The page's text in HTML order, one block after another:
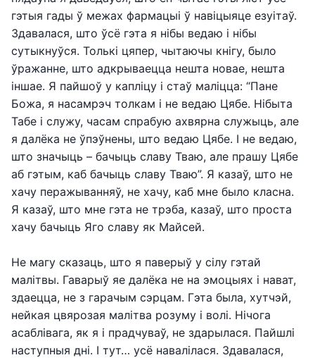
гэтыя гады ў межах фармацыі ў навіцыяце езуітаў.
Здавалася, што ўсё гэта я нібы ведаю і нібы
сутыкнуўся. Толькі цяпер, чытаючы кнігу, было
ўражанне, што адкрываецца нешта новае, нешта
іншае. Я пайшоў у капліцу і стаў маліцца: “Пане
Божа, я насамрэч толкам і не ведаю Цябе. Нібыта
Табе і служу, часам спрабую ахвярна служыць, але
я далёка не ўпэўнены, што ведаю Цябе. І не ведаю,
што значыць – бачыць славу Тваю, але прашу Цябе
аб гэтым, каб бачыць славу Тваю”. Я казаў, што не
хачу перажыванняў, не хачу, каб мне было класна.
Я казаў, што мне гэта не трэба, казаў, што проста
хачу бачыць Яго славу як Майсей.
Не магу сказаць, што я паверыў у сілу гэтай
малітвы. Гаварыў яе далёка не на эмоцыях і нават,
здаецца, не з гарачым сэрцам. Гэта была, хутчэй,
нейкая цвярозая малітва розуму і волі. Нічога
асаблівага, як я і прадчуваў, не здарылася. Пайшлі
наступныя дні. І тут… усё навалілася. Здавалася,